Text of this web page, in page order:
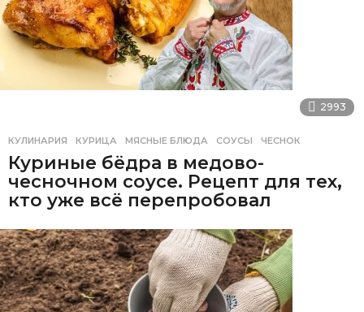
2993
КУЛИНАРИЯ КУРИЦА ,МЯСНЫЕ БЛЮДА ,СОУСЫ ,ЧЕСНОК
Куриные бёдра в медово-
чесночном соусе. Рецепт для тех,
кто уже всё перепробовал